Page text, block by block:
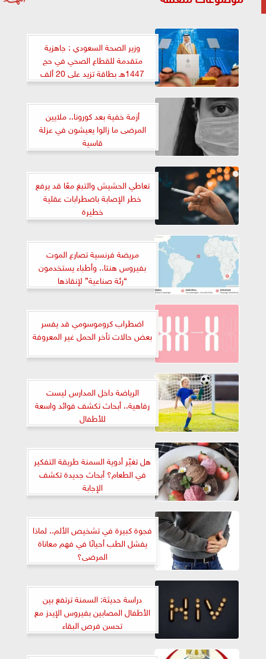
وزير الصحة السعودي : جاهزية
متقدمة للقطاع الصحي في حج
1447هـ بطاقة تزيد على 20 ألف
سرير و25 مركز رعاية عاجلة
أزمة خفية بعد كورونا.. ملايين
المرضى ما زالوا يعيشون في عزلة
قاسية
تعاطي الحشيش والتبغ معًا قد يرفع
خطر الإصابة باضطرابات عقلية
خطيرة
مريضة فرنسية تصارع الموت
بفيروس هنتا.. وأطباء يستخدمون
“رئة صناعية” لإنقاذها
اضطراب كروموسومي قد يفسر
بعض حالات تأخر الحمل غير المعروفة
الرياضة داخل المدارس ليست
رفاهية.. أبحاث تكشف فوائد واسعة
للأطفال
هل تغيّر أدوية السمنة طريقة التفكير
في الطعام؟ أبحاث جديدة تكشف
الإجابة
فجوة كبيرة في تشخيص الألم.. لماذا
يفشل الطب أحيانًا في فهم معاناة
المرضى؟
دراسة حديثة: السمنة ترتفع بين
الأطفال المصابين بفيروس الإيدز مع
تحسن فرص البقاء